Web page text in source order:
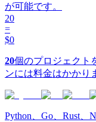
が可能です。
20
=
$0
20個のプロジェクト
ンには料金はかかり
Python、Go、Rust、